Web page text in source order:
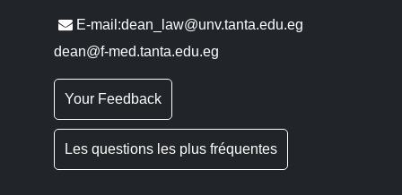
E-mail:dean_law@unv.tanta.edu.eg
dean@f-med.tanta.edu.eg
Your Feedback
Les questions les plus fréquentes